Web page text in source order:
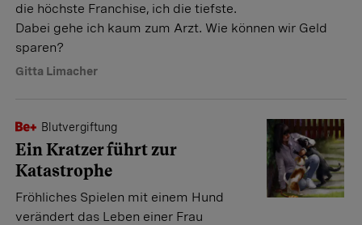
die höchste Franchise, ich die tiefste.
Dabei gehe ich kaum zum Arzt. Wie können wir Geld
sparen?
Gitta Limacher
Blutvergiftung
Ein Kratzer führt zur
Katastrophe
Fröhliches Spielen mit einem Hund
verändert das Leben einer Frau